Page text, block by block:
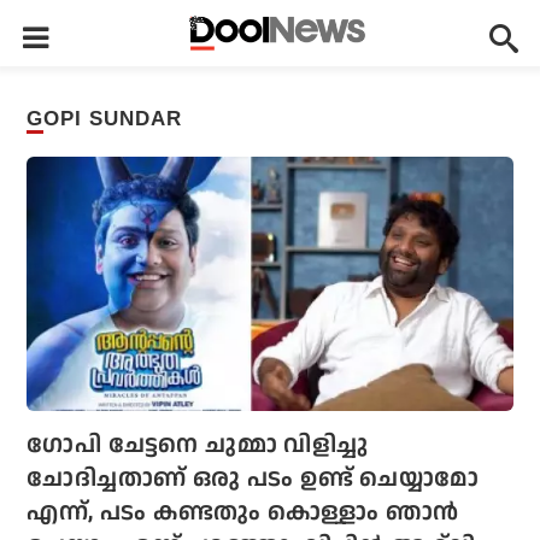
GOPI SUNDAR
ഗോപി ചേട്ടനെ ചുമ്മാ വിളിച്ചു
ചോദിച്ചതാണ് ഒരു പടം ഉണ്ട് ചെയ്യാമോ
എന്ന്, പടം കണ്ടതും കൊള്ളാം ഞാൻ